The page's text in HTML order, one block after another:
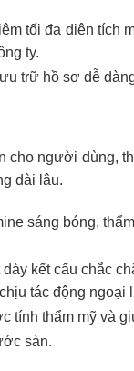
tối đa diện tích
ty.
trữ hồ sơ dễ
cho người dùng,
dài lâu.
sáng bóng,
kết cấu chắc
tác động ngoại
thẩm mỹ và
sàn.